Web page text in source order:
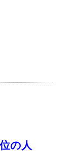
の人